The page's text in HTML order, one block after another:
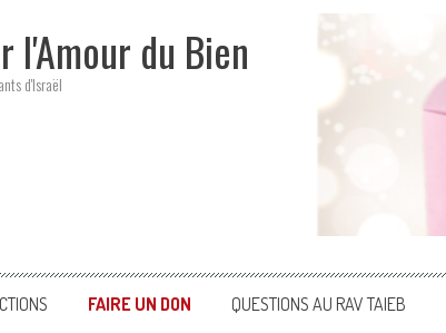
l'Amour du Bien
d'Israël
FAIRE UN DON QUESTIONS AU RAV TAIEB